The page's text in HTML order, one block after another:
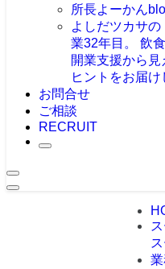
所長よーかん
よしだツカサの
業32年目。 飲
開業支援から
ヒントをお届け
お問合せ
ご相談
RECRUIT